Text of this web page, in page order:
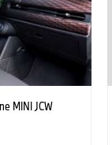
MINI JCW